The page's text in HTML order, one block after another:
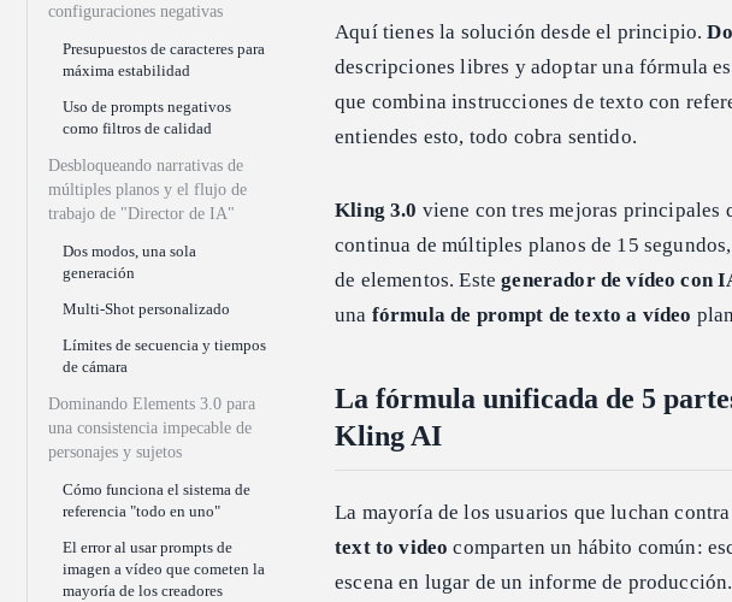
configuraciones negativas
Presupuestos de caracteres para
máxima estabilidad
Uso de prompts negativos
como filtros de calidad
Desbloqueando narrativas de
múltiples planos y el flujo de
trabajo de "Director de IA"
Dos modos, una sola
generación
Multi-Shot personalizado
Límites de secuencia y tiempos
de cámara
Dominando Elements 3.0 para
una consistencia impecable de
personajes y sujetos
Cómo funciona el sistema de
referencia "todo en uno"
El error al usar prompts de
imagen a vídeo que cometen la
mayoría de los creadores
Aquí tienes la solución desde el principio.
descripciones libres y adoptar una fórmula
que combina instrucciones de texto con
entiendes esto, todo cobra sentido.
Kling 3.0 viene con tres mejoras principales
continua de múltiples planos de 15
de elementos. Estegenerador de vídeo con
una fórmula de prompt de texto a vídeo
La fórmula unificada de 5
Kling AI
La mayoría de los usuarios que luchan
text to video comparten un hábito común:
escena en lugar de un informe de